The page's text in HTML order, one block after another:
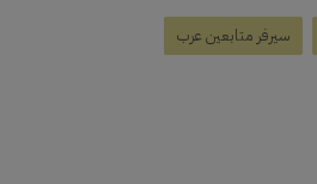
سيرفر متابعين عرب